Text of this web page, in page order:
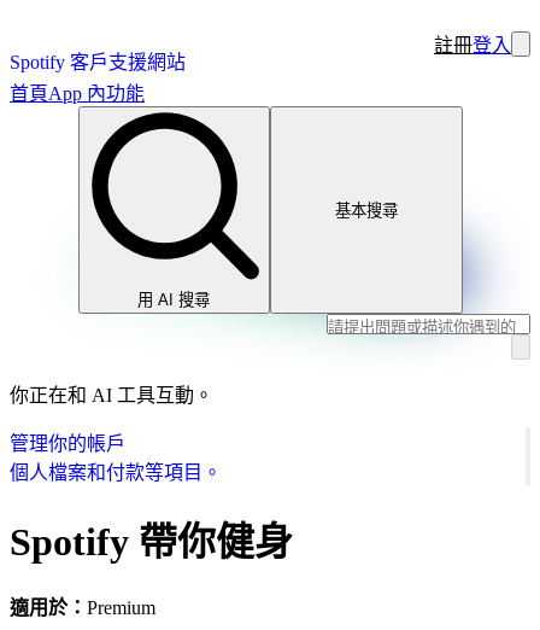
Spotify 客戶支援網站
註冊登入
首頁App 內功能
用 AI 搜尋
基本搜尋
你正在和 AI 工具互動。
管理你的帳戶
個人檔案和付款等項目。
Spotify 帶你健身
適用於： Premium